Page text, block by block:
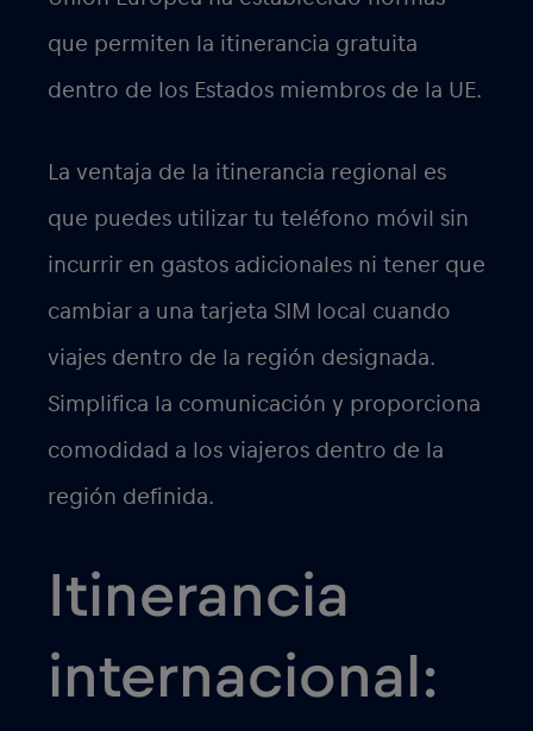
de origen. Cuando viajas a un país
extranjero, el operador de red móvil de
operadores internacionales de ese país
para prestar servicio a sus clientes.
La itinerancia internacional te permite
hacer y recibir llamadas, enviar mensajes
y utilizar datos en el extranjero. Sin
embargo, las tarifas de itinerancia
internacional pueden ser
de tu red nacional habitual. Estas tarifas
tu red nacional y pueden incluir tarifas